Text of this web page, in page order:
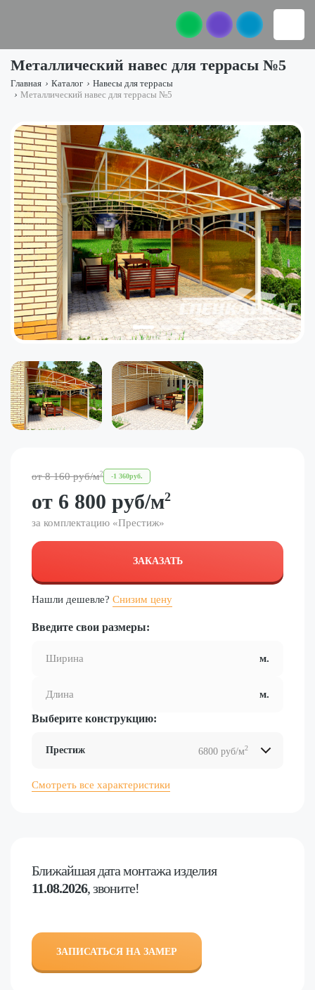
Металлический навес для террасы №5
Главная › Каталог › Навесы для террасы
› Металлический навес для террасы №5
Ближайшая датамонтажа изделия
11.08.2026, звоните!
ЗАПИСАТЬСЯ НА ЗАМЕР
от8 160 руб/м2 -1 360руб.
от 6 800 руб/м2
за комплектацию «Престиж»
ЗАКАЗАТЬ
Нашли дешевле? Снизим цену
Введите свои размеры:
Выберите конструкцию:
Престиж 6800 руб/м2
Смотреть все характеристики